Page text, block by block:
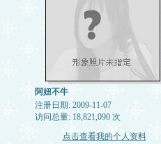
阿妞不牛
注册日期: 2009-11-07
访问总量: 18,821,090 次
点击查看我的个人资料